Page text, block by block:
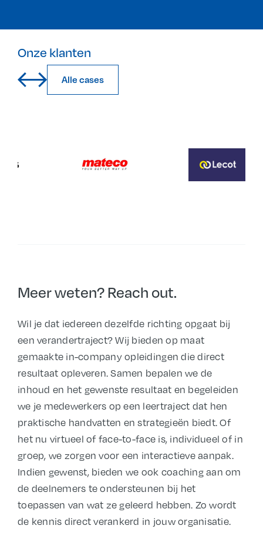
Onze klanten
Alle cases
Meer weten? Reach out.
Wil je dat iedereen dezelfde richting opgaat bij
een verandertraject? Wij bieden op maat
gemaakte in-company opleidingen die direct
resultaat opleveren. Samen bepalen we de
inhoud en het gewenste resultaat en begeleiden
we je medewerkers op een leertraject dat hen
praktische handvatten en strategieën biedt. Of
het nu virtueel of face-to-face is, individueel of in
groep, we zorgen voor een interactieve aanpak.
Indien gewenst, bieden we ook coaching aan om
de deelnemers te ondersteunen bij het
toepassen van wat ze geleerd hebben. Zo wordt
de kennis direct verankerd in jouw organisatie.